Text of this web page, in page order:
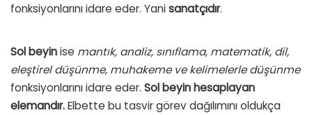
fonksiyonlarını idare eder. Yanisanatçıdır.
Sol beyinise mantık, analiz, sınıflama, matematik, dil,
eleştirel düşünme, muhakeme ve kelimelerle düşünme
fonksiyonlarını idare eder. Sol beyin hesaplayan
elemandır.Elbette bu tasvir görev dağılımını oldukça